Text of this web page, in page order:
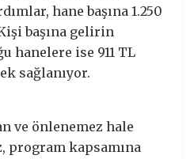
hane başına 1.250
başına gelirin
hanelere ise 911 TL
sağlanıyor.
ve önlenemez hale
program kapsamına